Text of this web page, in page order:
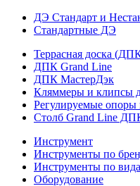
ДЭ Стандарт и
Стандартные ДЭ
Террасная доска
ДПК Grand Line
ДПК МастерДэк
Кляммеры и клипсы
Регулируемые
Столб Grand Line
Инструмент
Инструменты по
Инструменты по
Оборудование